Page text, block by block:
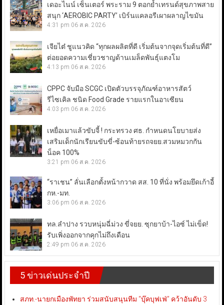
เดอะไนน์ เซ็นเตอร์ พระราม 9 ตอกย้ำเทรนด์สุขภาพสาย
สนุก ‘AEROBIC PARTY’ เบิร์นแคลอรีเผาผลาญไขมัน
4:31 pm 06 ส.ค. 2026
เจียไต๋ ชูแนวคิด “ทุกผลผลิตที่ดี เริ่มต้นจากจุดเริ่มต้นที่ดี”
ต่อยอดความเชี่ยวชาญด้านเมล็ดพันธุ์แตงโม
4:13 pm 06 ส.ค. 2026
CPPC จับมือ SCGC เปิดตัวบรรจุภัณฑ์อาหารสัตว์
รีไซเคิล ชนิด Food Grade รายแรกในอาเซียน
4:03 pm 06 ส.ค. 2026
เหยื่อเมาแล้วขับจี้ ! กระทรวง ศธ. กำหนดนโยบายส่ง
เสริมเด็กนักเรียนขับขี่-ซ้อนท้ายรถจยย.สวมหมวกกัน
น็อค 100%
3:21 pm 06 ส.ค. 2026
“ราเชน” ลั่นเลือกตั้งหน้ากวาด สส. 10 ที่นั่ง พร้อมยึดเก้าอี้
กห.-มท.
3:06 pm 06 ส.ค. 2026
ทล.ลำปาง รวบหนุ่มฉี่ม่วง ขี่จยย. ซุกยาบ้า-ไอซ์ ไม่เข็ด!
รับเพิ่งออกจากคุกไม่ถึงเดือน
2:49 pm 06 ส.ค. 2026
5 ข่าวเด่นประจำปี
สภท.-นายกเมืองพัทยา ร่วมสนับสนุนทีม “บุ๊คบุฟเฟ่” คว้าอันดับ 3